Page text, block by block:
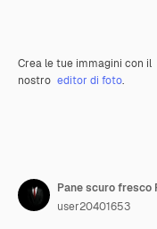
Crea le tue immagini con il
nostro editor di foto.
user20401653